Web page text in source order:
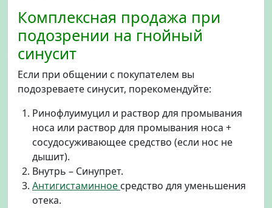
Комплексная продажа при
подозрении на гнойный
синусит
Если при общении с покупателем вы
подозреваете синусит, порекомендуйте:
Ринофлуимуцил и раствор для промывания
носа или раствор для промывания носа +
сосудосуживающее средство (если нос не
дышит).
Внутрь – Синупрет.
Антигистаминное средство для уменьшения
отека.